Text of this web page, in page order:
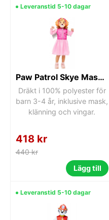
Leveranstid 5-10 dagar
Paw Patrol Skye Maskeraddräkt 3–4 år (104 cm)
Dräkt i 100% polyester för
barn 3-4 år, inklusive mask,
klänning och vingar.
418 kr
440 kr
Lägg till
Leveranstid 5-10 dagar